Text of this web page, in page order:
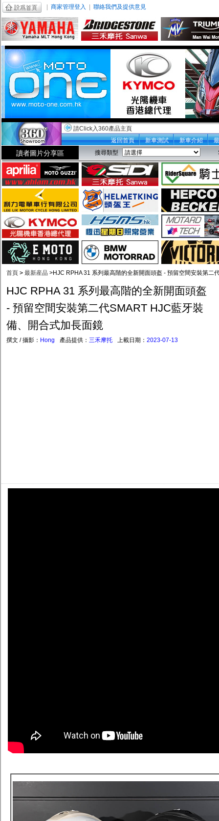
商家管理登入 聯絡我們及提供意見
請Click入360產品主頁
返回首頁
新車測試 新車介紹
讀者圖片分享區 搜尋類型
首頁 > 最新産品 >HJC RPHA 31 系列最高階的全新開面頭盔 - 預留空間安裝第二
HJC RPHA 31 系列最高階的全新開面頭盔
- 預留空間安裝第二代SMART HJC藍牙裝
備、開合式加長面鏡
撰文 / 攝影： Hong 產品提供： 三禾摩托 上載日期： 2023-07-13